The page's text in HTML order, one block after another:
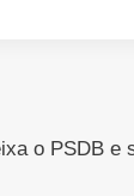
o PSDB e